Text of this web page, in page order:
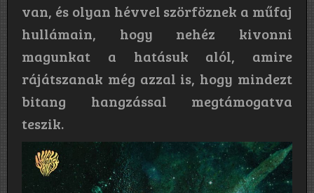
van, és olyan hévvel szörföznek a műfaj
hullámain, hogy nehéz kivonni
magunkat a hatásuk alól, amire
rájátszanak még azzal is, hogy mindezt
bitang hangzással megtámogatva
teszik.